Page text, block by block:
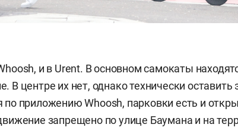
и в Urent. В основном самокаты
В центре их нет, однако технически
приложению Whoosh, парковки есть и
запрещено по улице Баумана и на